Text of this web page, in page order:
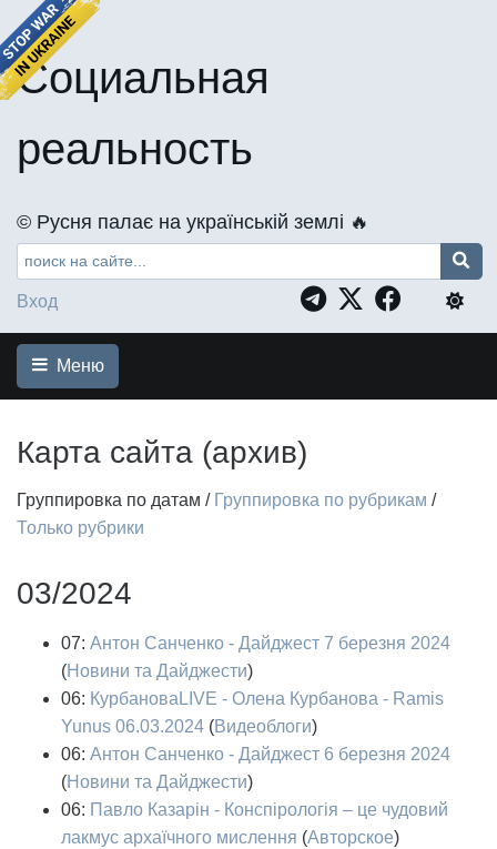
Социальная
реальность
©️ Русня палає на українській землі 🔥
Вход
Меню
Карта сайта (архив)
Группировка по датам / Группировка по рубрикам /
Только рубрики
03/2024
07: Антон Санченко - Дайджест 7 березня 2024
(Новини та Дайджести)
06: КурбановаLIVE - Олена Курбанова - Ramis
Yunus 06.03.2024 (Видеоблоги)
06: Антон Санченко - Дайджест 6 березня 2024
(Новини та Дайджести)
06: Павло Казарін - Конспірологія – це чудовий
лакмус архаїчного мислення (Авторское)